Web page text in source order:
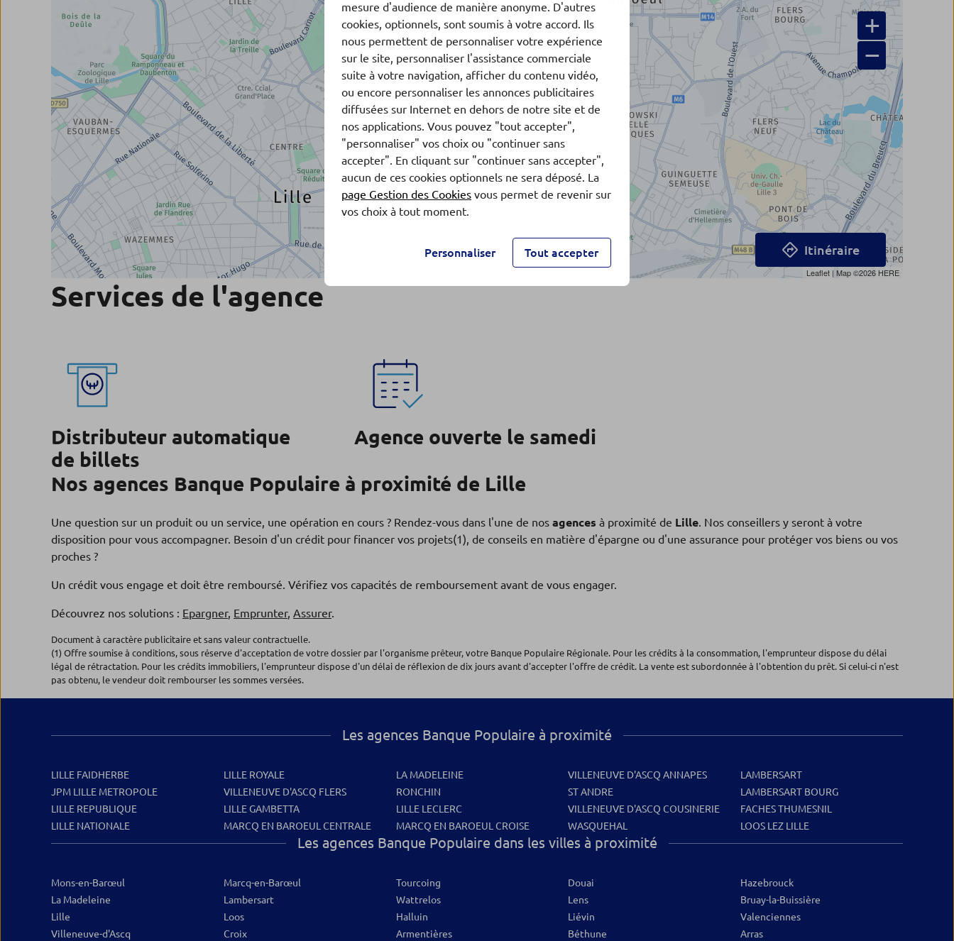
+
−
Leaflet | Map ©2026 HERE
Itinéraire
Services de l'agence
Distributeur automatique
de billets
Agence ouverte le samedi
Nos agences Banque Populaire à proximité de Lille
Une question sur un produit ou un service, une opération en cours ? Rendez-vous dans l'une de nos agences à proximité de Lille. Nos conseillers y seront à votre
disposition pour vous accompagner. Besoin d'un crédit pour financer vos projets(1), de conseils en matière d'épargne ou d'une assurance pour protéger vos biens ou vos
proches ?
Un crédit vous engage et doit être remboursé. Vérifiez vos capacités de remboursement avant de vous engager.
Découvrez nos solutions : Epargner, Emprunter, Assurer.
Document à caractère publicitaire et sans valeur contractuelle.
(1) Offre soumise à conditions, sous réserve d'acceptation de votre dossier par l'organisme prêteur, votre Banque Populaire Régionale. Pour les crédits à la consommation, l'emprunteur dispose du délai
légal de rétractation. Pour les crédits immobiliers, l'emprunteur dispose d'un délai de réflexion de dix jours avant d'accepter l'offre de crédit. La vente est subordonnée à l'obtention du prêt. Si celui-ci n'est
pas obtenu, le vendeur doit rembourser les sommes versées.
Les agences Banque Populaire à proximité
LILLE FAIDHERBE
JPM LILLE METROPOLE
LILLE REPUBLIQUE
LILLE NATIONALE
LILLE ROYALE
VILLENEUVE D'ASCQ FLERS
LILLE GAMBETTA
MARCQ EN BAROEUL CENTRALE
LA MADELEINE
RONCHIN
LILLE LECLERC
MARCQ EN BAROEUL CROISE
VILLENEUVE D'ASCQ ANNAPES
ST ANDRE
VILLENEUVE D'ASCQ COUSINERIE
WASQUEHAL
LAMBERSART
LAMBERSART BOURG
FACHES THUMESNIL
LOOS LEZ LILLE
Les agences Banque Populaire dans les villes à proximité
Mons-en-Barœul
La Madeleine
Lille
Villeneuve-d'Ascq
Marcq-en-Barœul
Lambersart
Loos
Croix
Tourcoing
Wattrelos
Halluin
Armentières
Douai
Lens
Liévin
Béthune
Hazebrouck
Bruay-la-Buissière
Valenciennes
Arras
mesure d'audience de manière anonyme. D'autres
cookies, optionnels, sont soumis à votre accord. Ils
nous permettent de personnaliser votre expérience
sur le site, personnaliser l'assistance commerciale
suite à votre navigation, afficher du contenu vidéo,
ou encore personnaliser les annonces publicitaires
diffusées sur Internet en dehors de notre site et de
nos applications. Vous pouvez "tout accepter",
"personnaliser" vos choix ou "continuer sans
accepter". En cliquant sur "continuer sans accepter",
aucun de ces cookies optionnels ne sera déposé. La
page Gestion des Cookies vous permet de revenir sur
vos choix à tout moment.
Personnaliser Tout accepter